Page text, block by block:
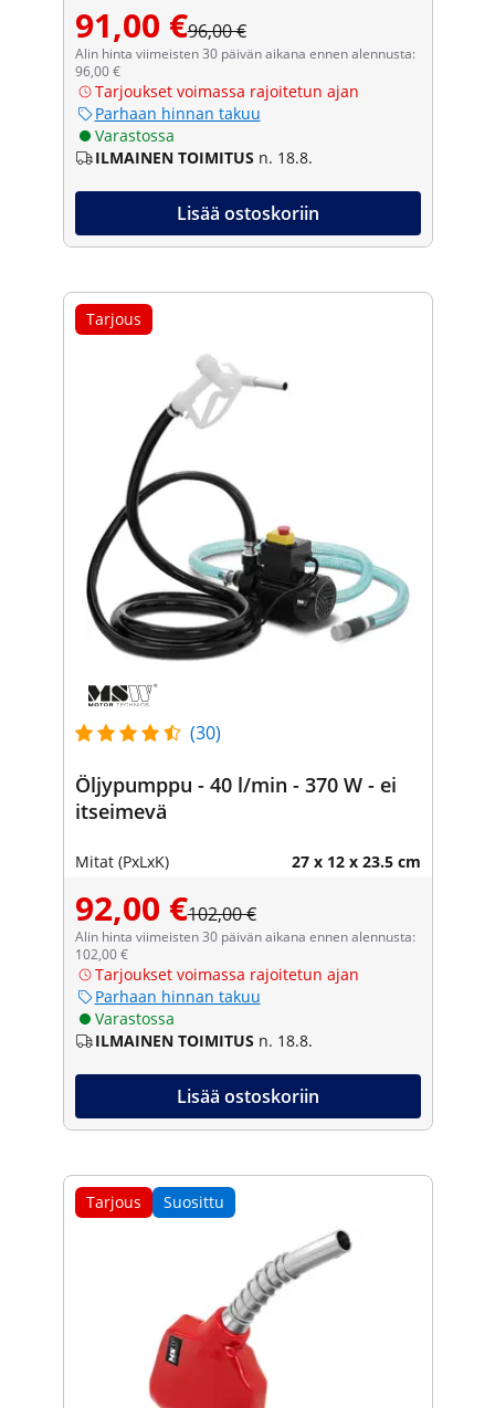
91,00 €96,00 €
Alin hinta viimeisten 30 päivän aikana ennen alennusta:
96,00 €
Tarjoukset voimassa rajoitetun ajan
Parhaan hinnan takuu
Varastossa
ILMAINEN TOIMITUS n. 18.8.
Lisää ostoskoriin
Tarjous
(30)
Öljypumppu - 40 l/min - 370 W - ei
itseimevä
Mitat (PxLxK) 27 x 12 x 23.5 cm
92,00 €102,00 €
Alin hinta viimeisten 30 päivän aikana ennen alennusta:
102,00 €
Tarjoukset voimassa rajoitetun ajan
Parhaan hinnan takuu
Varastossa
ILMAINEN TOIMITUS n. 18.8.
Lisää ostoskoriin
Tarjous Suosittu